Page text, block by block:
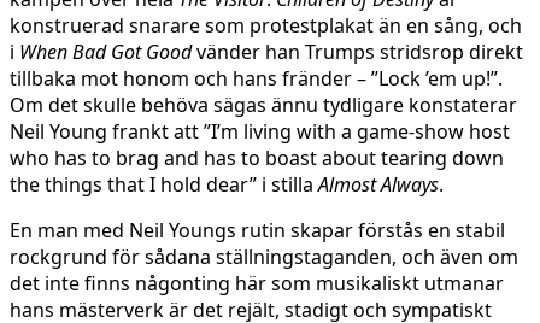
konstruerad snarare som protestplakat än en sång, och
i When Bad Got Goodvänder han Trumps stridsrop direkt
tillbaka mot honom och hans fränder – ”Lock ’em up!”.
Om det skulle behöva sägas ännu tydligare konstaterar
Neil Young frankt att ”I’m living with a game-show host
who has to brag and has to boast about tearing down
the things that I hold dear” i stillaAlmost Always.
En man med Neil Youngs rutin skapar förstås en stabil
rockgrund för sådana ställningstaganden, och även om
det inte finns någonting här som musikaliskt utmanar
hans mästerverk är det rejält, stadigt och sympatiskt